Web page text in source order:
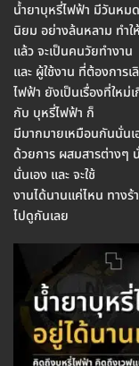
น้ำยาบุหรี่ไฟฟ้า มีวันหม
นิยม อย่างล้นหลาม ทำใ
แล้ว จะเป็นคนวัยทำงาน
และ ผู้ใช้งาน ที่ต้องการ
ไฟฟ้า ยังเป็นเรื่องที่ให
กับ บุหรี่ไฟฟ้า ก็
มีมากมายเหมือนกันนั่น
ด้วยการ ผสมสารต่างๆ
นั่นเอง และ จะใช้
งานได้นานแค่ไหน ทางร้
ไปดูกันเลย